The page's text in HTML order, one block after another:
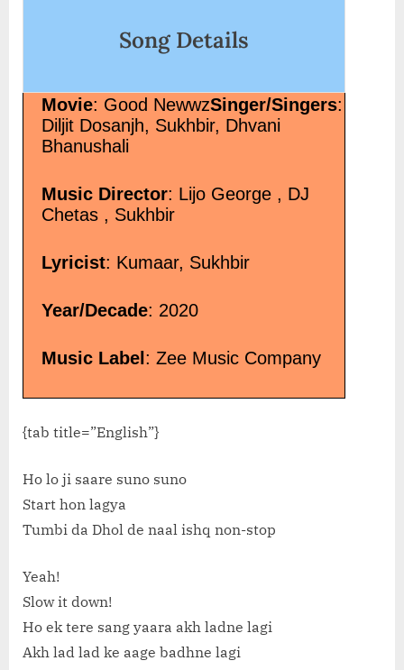
Song Details
Movie: Good NewwzSinger/Singers:
Diljit Dosanjh, Sukhbir, Dhvani
Bhanushali
Music Director: Lijo George , DJ
Chetas , Sukhbir
Lyricist: Kumaar, Sukhbir
Year/Decade: 2020
Music Label : Zee Music Company
{tab title=”English”}
Ho lo ji saare suno suno
Start hon lagya
Tumbi da Dhol de naal ishq non-stop
Yeah!
Slow it down!
Ho ek tere sang yaara akh ladne lagi
Akh lad lad ke aage badhne lagi